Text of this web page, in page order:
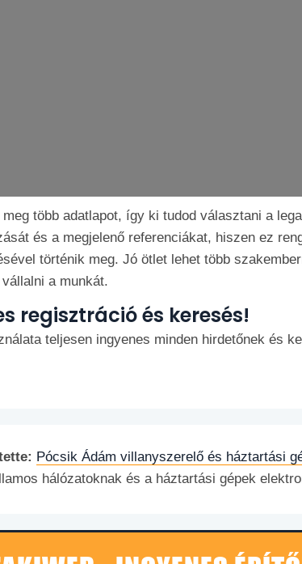
több adatlapot, így ki tudod választani a
és a megjelenő referenciákat, hiszen ez
történik meg. Jó ötlet lehet több
a munkát.
regisztráció és keresés!
teljesen ingyenes minden hirdetőnek és
Pócsik Ádám villanyszerelő és háztartási
hálózatoknak és a háztartási gépek